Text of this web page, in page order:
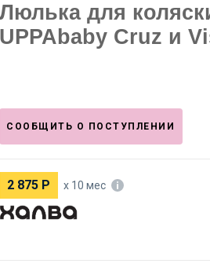
Люлька для
UPPAbaby Cruz и
СООБЩИТЬ О ПОСТУПЛЕНИИ
2 875 Р х 10 мес